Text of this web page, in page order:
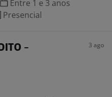
Entre 1 e 3 anos
Presencial
-
3 ago